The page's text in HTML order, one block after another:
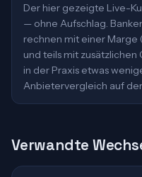
Der hier gezeigte Live-
— ohne Aufschlag.
rechnen mit einer Marge
und teils mit
in der Praxis etwas
Anbietervergleich auf
Verwandte